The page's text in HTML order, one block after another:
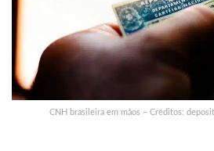
CNH brasileira em mãos – Créditos: